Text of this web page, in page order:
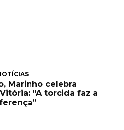
Marinho celebra
“A torcida faz a